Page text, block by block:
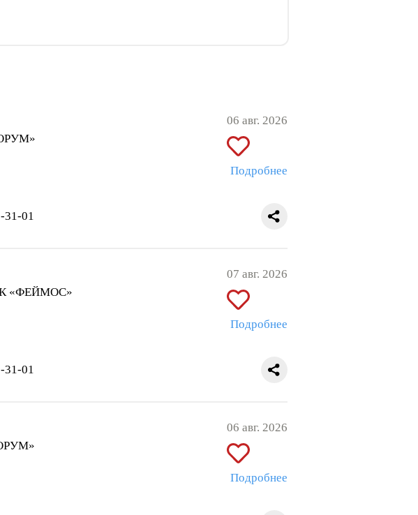
06 авг. 2026
Подробнее
31-01
ЖК «ФЕЙМОС»
07 авг. 2026
Подробнее
31-01
06 авг. 2026
Подробнее